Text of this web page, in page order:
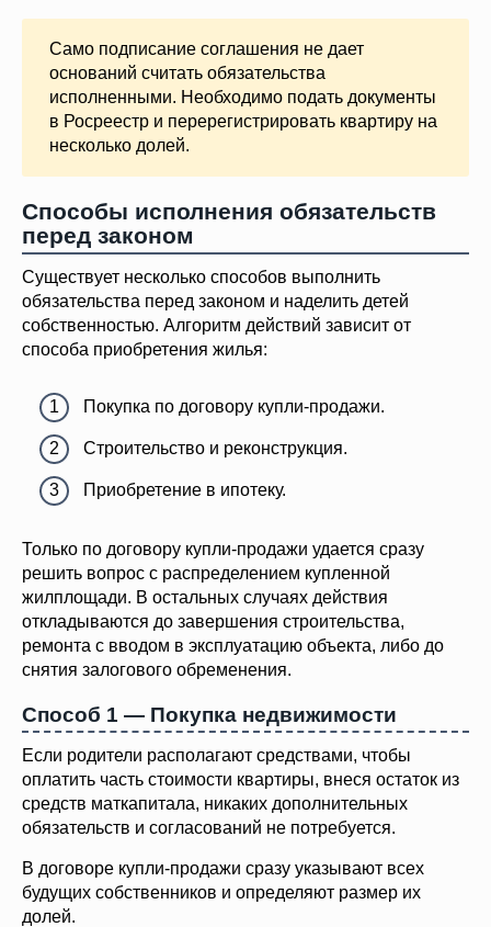
Само подписание соглашения не дает
оснований считать обязательства
исполненными. Необходимо подать документы
в Росреестр и перерегистрировать квартиру на
несколько долей.
Способы исполнения обязательств
перед законом
Существует несколько способов выполнить
обязательства перед законом и наделить детей
собственностью. Алгоритм действий зависит от
способа приобретения жилья:
Покупка по договору купли-продажи.
Строительство и реконструкция.
Приобретение в ипотеку.
Только по договору купли-продажи удается сразу
решить вопрос с распределением купленной
жилплощади. В остальных случаях действия
откладываются до завершения строительства,
ремонта с вводом в эксплуатацию объекта, либо до
снятия залогового обременения.
Способ 1 — Покупка недвижимости
Если родители располагают средствами, чтобы
оплатить часть стоимости квартиры, внеся остаток из
средств маткапитала, никаких дополнительных
обязательств и согласований не потребуется.
В договоре купли-продажи сразу указывают всех
будущих собственников и определяют размер их
долей.